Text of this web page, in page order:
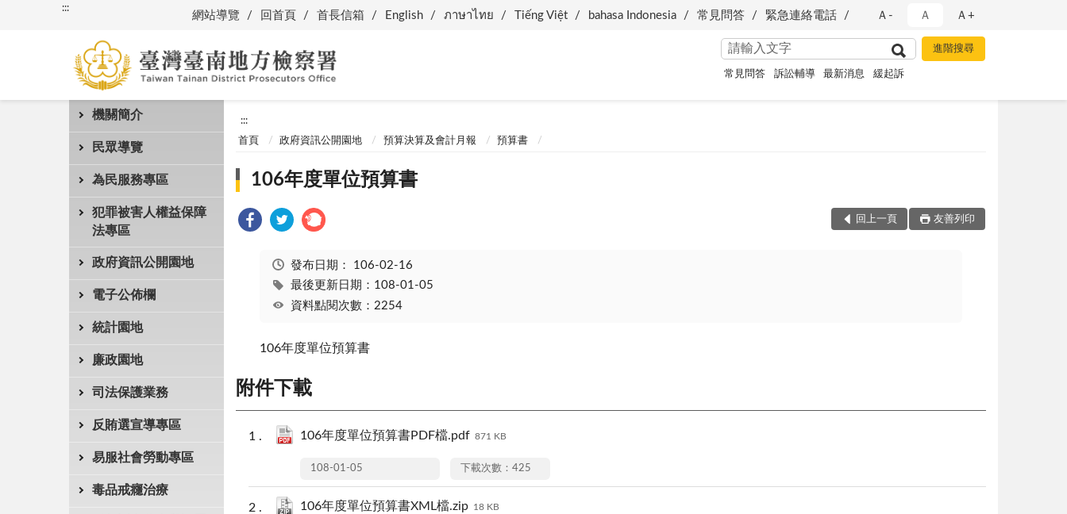
:::
網站導覽 回首頁 首長信箱 English ภาษาไทย Tiếng Việt bahasa Indonesia 常見問答 緊急連絡電話 Ａ- Ａ Ａ+
常見問答 訴訟輔導 最新消息 緩起訴
機關簡介
民眾導覽
為民服務專區
犯罪被害人權益保障
法專區
政府資訊公開園地
電子公佈欄
統計園地
廉政園地
司法保護業務
反賄選宣導專區
易服社會勞動專區
毒品戒癮治療
:::
首頁 政府資訊公開園地 預算決算及會計月報 預算書
106年度單位預算書
回上一頁 友善列印
發布日期： 106-02-16
最後更新日期：108-01-05
資料點閱次數：2254
106年度單位預算書
附件下載
106年度單位預算書PDF檔.pdf 871 KB
108-01-05 下載次數：425
106年度單位預算書XML檔.zip 18 KB